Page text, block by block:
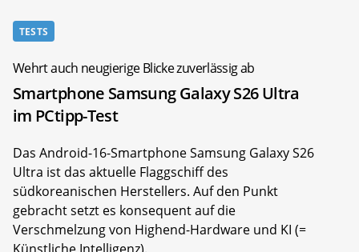
TESTS
Wehrt auch neugierige Blicke zuverlässig ab
Smartphone Samsung Galaxy S26 Ultra
im PCtipp-Test
Das Android-16-Smartphone Samsung Galaxy S26
Ultra ist das aktuelle Flaggschiff des
südkoreanischen Herstellers. Auf den Punkt
gebracht setzt es konsequent auf die
Verschmelzung von Highend-Hardware und KI (=